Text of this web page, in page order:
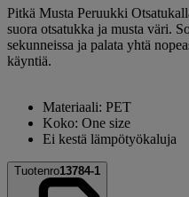
Pitkä Musta Peruukki
suora otsatukka ja musta väri.
sekunneissa ja palata yhtä
käyntiä.
Materiaali: PET
Koko: One size
Ei kestä lämpötyökaluja
Tuotenro13784-1